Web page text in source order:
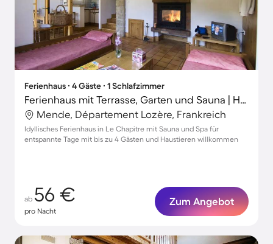
Ferienhaus ∙ 4 Gäste ∙ 1 Schlafzimmer
Ferienhaus mit Terrasse, Garten und Sauna | Haustiere erlaubt
Mende, Département Lozère, Frankreich
Idyllisches Ferienhaus in Le Chapitre mit Sauna und Spa für
entspannte Tage mit bis zu 4 Gästen und Haustieren willkommen
ab 56 €
pro Nacht
Zum Angebot